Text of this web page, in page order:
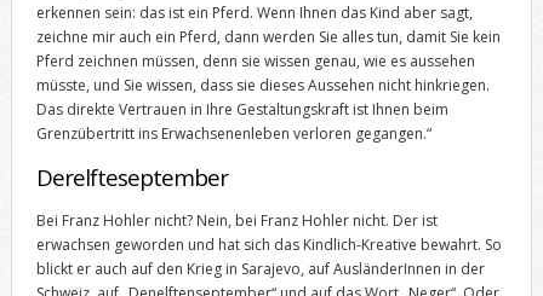
erkennen sein: das ist ein Pferd. Wenn Ihnen das Kind aber sagt,
zeichne mir auch ein Pferd, dann werden Sie alles tun, damit Sie kein
Pferd zeichnen müssen, denn sie wissen genau, wie es aussehen
müsste, und Sie wissen, dass sie dieses Aussehen nicht hinkriegen.
Das direkte Vertrauen in Ihre Gestaltungskraft ist Ihnen beim
Grenzübertritt ins Erwachsenenleben verloren gegangen.“
Derelfteseptember
Bei Franz Hohler nicht? Nein, bei Franz Hohler nicht. Der ist
erwachsen geworden und hat sich das Kindlich-Kreative bewahrt. So
blickt er auch auf den Krieg in Sarajevo, auf AusländerInnen in der